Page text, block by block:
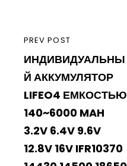
PREVIOUS
POST
PREV POST
ИНДИВИДУАЛЬНЫ
Й АККУМУЛЯТОР
LIFEO4 ЕМКОСТЬЮ
140~6000 MAH
3.2V 6.4V 9.6V
12.8V 16V IFR10370